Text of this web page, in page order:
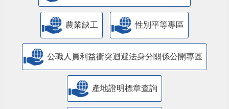
農業缺工 性別平等專區
公職人員利益衝突迴避法身分關係公開專區
產地證明標章查詢